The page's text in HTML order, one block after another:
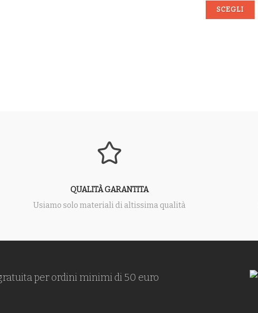
SCEGLI
QUALITÀ GARANTITA
Usiamo solo materiali di altissima qualità
per ordini minimi di 50 euro